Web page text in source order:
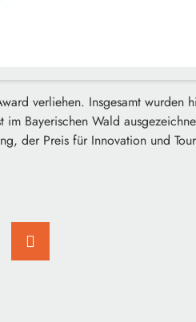
verliehen. Insgesamt wurden
Bayerischen Wald
der Preis für Innovation und